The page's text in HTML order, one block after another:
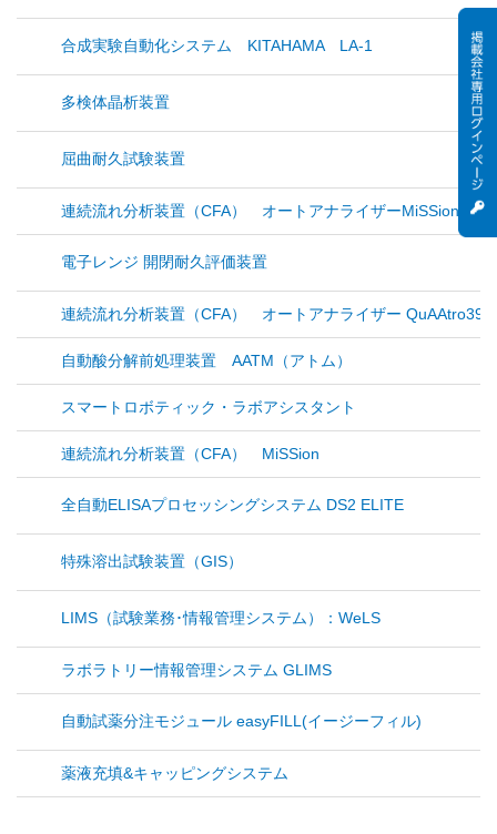
合成実験自動化システム KITAHAMA LA-1
多検体晶析装置
屈曲耐久試験装置
連続流れ分析装置（CFA） オートアナライザーMiSSion-S
電子レンジ 開閉耐久評価装置
連続流れ分析装置（CFA） オートアナライザー QuAAtro39
自動酸分解前処理装置 AATM（アトム）
スマートロボティック・ラボアシスタント
連続流れ分析装置（CFA） MiSSion
全自動ELISAプロセッシングシステム DS2 ELITE
特殊溶出試験装置（GIS）
LIMS（試験業務･情報管理システム）：WeLS
ラボラトリー情報管理システム GLIMS
自動試薬分注モジュール easyFILL(イージーフィル)
薬液充填&キャッピングシステム